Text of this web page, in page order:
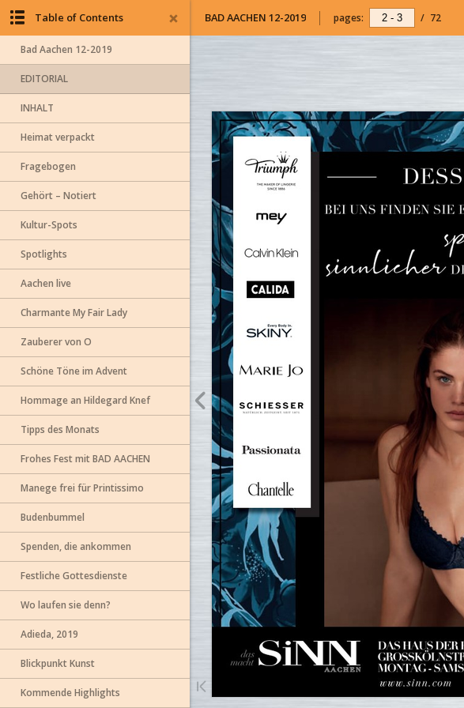
BAD AACHEN 12-2019 pages: / 72
Table of Contents
Bad Aachen 12-2019
EDITORIAL
INHALT
Heimat verpackt
Fragebogen
Gehört – Notiert
Kultur-Spots
Spotlights
Aachen live
Charmante My Fair Lady
Zauberer von O
Schöne Töne im Advent
Hommage an Hildegard Knef
Tipps des Monats
Frohes Fest mit BAD AACHEN
Manege frei für Printissimo
Budenbummel
Spenden, die ankommen
Festliche Gottesdienste
Wo laufen sie denn?
Adieda, 2019
Blickpunkt Kunst
Kommende Highlights